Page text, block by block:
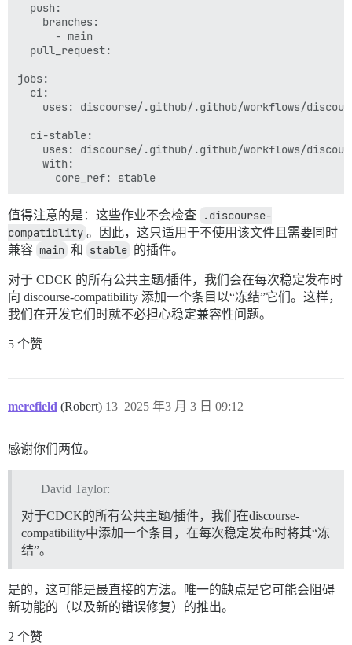
  push:
    branches:
      - main
  pull_request:
jobs:
  ci:
uses: discourse/.github/.github/workflows/
  ci-stable:
uses: discourse/.github/.github/workflows/
    with:
值得注意的是：这些作业不会检查
.discourse-
compatiblity 。因此，这只适用于不使用该文件且需要同时
兼容 main 和 stable 的插件。
对于 CDCK 的所有公共主题/插件，我们会在每次稳定发布时
向 discourse-compatibility 添加一个条目以“冻结”它们。这样，
我们在开发它们时就不必担心稳定兼容性问题。
5 个赞
merefield (Robert) 2025 年3 月 3 日 09:12
13
感谢你们两位。
David Taylor:
对于CDCK的所有公共主题/插件，我们在discourse-
compatibility中添加一个条目，在每次稳定发布时将其“冻
结”。
是的，这可能是最直接的方法。唯一的缺点是它可能会阻碍
新功能的（以及新的错误修复）的推出。
2 个赞